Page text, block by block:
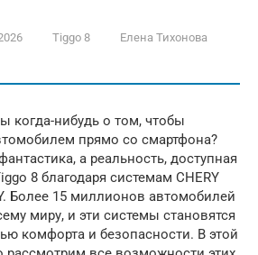
Tiggo 8 Елена Тихонова
когда-нибудь о том, чтобы
прямо со смартфона?
а реальность, доступная
8 благодаря системам CHERY
Более 15 миллионов автомобилей
миру, и эти системы становятся
комфорта и безопасности. В этой